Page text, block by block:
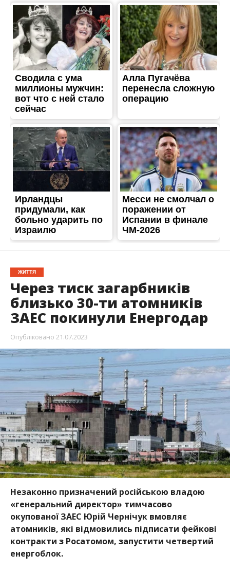
ЖИТТЯ
Через тиск загарбників
близько 30-ти атомників
ЗАЕС покинули Енергодар
Опубліковано21.07.2023
«генеральний директор» тимчасово
окупованої ЗАЕС Юрій Чернічук вмовляє
атомників, які відмовились підписати фейкові
контракти з Росатомом, запустити четвертий
енергоблок.
Про цеповідомляють у Telegram –каналі
“Енергоатом”, передає Інформатор.
Персонал станції категорично відмовляється
виконувати злочинний наказ, який є прямим
порушенням ліцензії на експлуатацію, виданої
Держатомрегулювання України (ДІЯРУ).
Впродовж останнього тижня через постійний